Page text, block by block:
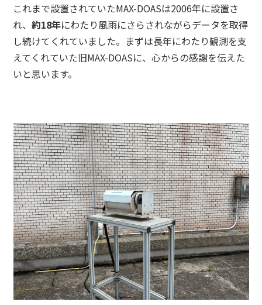
これまで設置されていたMAX-DOASは2006年に設置さ
れ、約18年にわたり風雨にさらされながらデータを取得
し続けてくれていました。まずは長年にわたり観測を支
えてくれていた旧MAX-DOASに、心からの感謝を伝えた
いと思います。